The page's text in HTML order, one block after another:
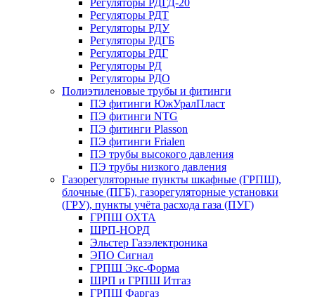
Регуляторы РДГД-20
Регуляторы РДТ
Регуляторы РДУ
Регуляторы РДГБ
Регуляторы РДГ
Регуляторы РД
Регуляторы РДО
Полиэтиленовые трубы и фитинги
ПЭ фитинги ЮжУралПласт
ПЭ фитинги NTG
ПЭ фитинги Plasson
ПЭ фитинги Frialen
ПЭ трубы высокого давления
ПЭ трубы низкого давления
Газорегуляторные пункты шкафные (ГРПШ),
блочные (ПГБ), газорегуляторные установки
(ГРУ), пункты учёта расхода газа (ПУГ)
ГРПШ ОХТА
ШРП-НОРД
Эльстер Газэлектроника
ЭПО Сигнал
ГРПШ Экс-Форма
ШРП и ГРПШ Итгаз
ГРПШ Фаргаз